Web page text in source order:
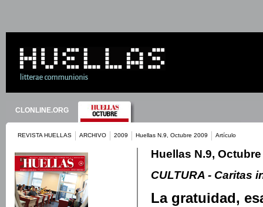
CLONLINE.ORG
REVISTA HUELLAS ARCHIVO 2009 Huellas N.9, Octubre 2009 Artículo
Huellas N.9,
CULTURA - Caritas
La gratuidad,